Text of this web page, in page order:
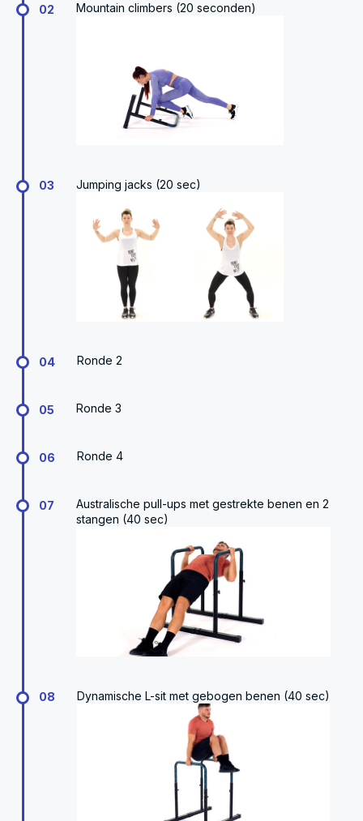
02 Mountain climbers (20 seconden)
03 Jumping jacks (20 sec)
04 Ronde 2
05 Ronde 3
06 Ronde 4
07
Australische pull-ups met gestrekte benen en 2
stangen (40 sec)
08 Dynamische L-sit met gebogen benen (40 sec)